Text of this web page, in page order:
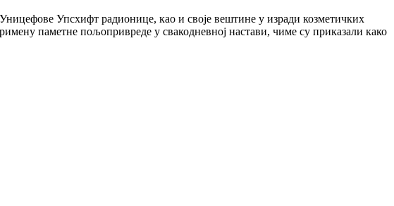
Упсхифт радионице, као и своје вештине у изради козметичких
паметне пољопривреде у свакодневној настави, чиме су приказали како